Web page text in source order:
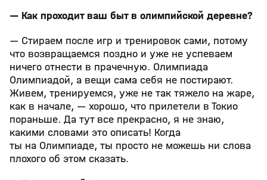
— Как проходит ваш быт в олимпийской деревне?
— Стираем после игр и тренировок сами, потому
что возвращаемся поздно и уже не успеваем
ничего отнести в прачечную. Олимпиада
Олимпиадой, а вещи сама себя не постирают.
Живем, тренируемся, уже не так тяжело на жаре,
как в начале, — хорошо, что прилетели в Токио
пораньше. Да тут все прекрасно, я не знаю,
какими словами это описать! Когда
ты на Олимпиаде, ты просто не можешь ни слова
плохого об этом сказать.